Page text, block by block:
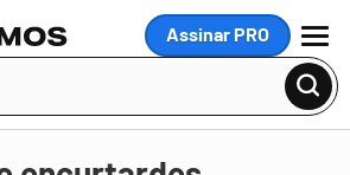
Assinar PRO
MENU